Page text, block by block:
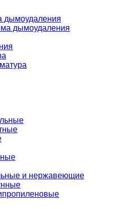
дымоудаления
дымоудаления
и нержавеющие